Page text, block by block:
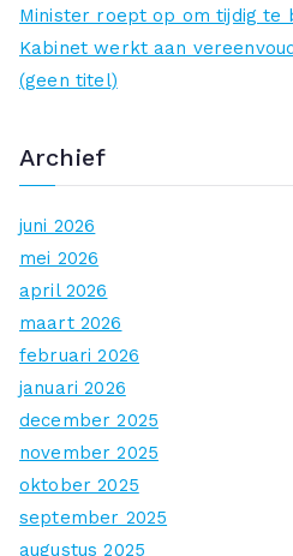
Minister roept op om tijdig te
Kabinet werkt aan
(geen titel)
Archief
juni 2026
mei 2026
april 2026
maart 2026
februari 2026
januari 2026
december 2025
november 2025
oktober 2025
september 2025
augustus 2025